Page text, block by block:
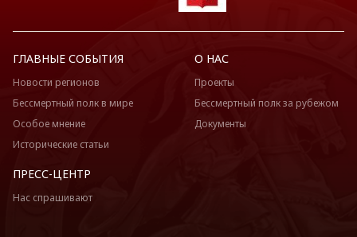
ГЛАВНЫЕ СОБЫТИЯ
Новости регионов
Бессмертный полк в мире
Особое мнение
Исторические статьи
О НАС
Проекты
Бессмертный полк за рубежом
Документы
ПРЕСС-ЦЕНТР
Нас спрашивают